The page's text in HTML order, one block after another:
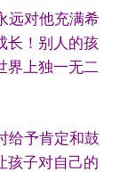
远对他充满希
长！别人的孩
界上独一无二
给予肯定和鼓
孩子对自己的